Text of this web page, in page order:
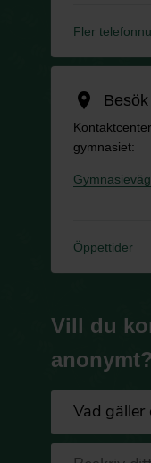
Fler
location_on Besök
gymnasiet:
Öppettider
Vill du
anonymt?